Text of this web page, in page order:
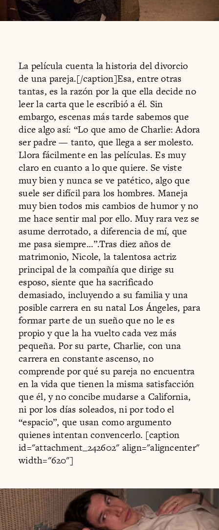
La película cuenta la historia del divorcio
de una pareja.[/caption]Esa, entre otras
tantas, es la razón por la que ella decide no
leer la carta que le escribió a él. Sin
embargo, escenas más tarde sabemos que
dice algo así: “Lo que amo de Charlie: Adora
ser padre — tanto, que llega a ser molesto.
Llora fácilmente en las películas. Es muy
claro en cuanto a lo que quiere. Se viste
muy bien y nunca se ve patético, algo que
suele ser difícil para los hombres. Maneja
muy bien todos mis cambios de humor y no
me hace sentir mal por ello. Muy rara vez se
asume derrotado, a diferencia de mí, que
me pasa siempre…”.Tras diez años de
matrimonio, Nicole, la talentosa actriz
principal de la compañía que dirige su
esposo, siente que ha sacrificado
demasiado, incluyendo a su familia y una
posible carrera en su natal Los Ángeles, para
formar parte de un sueño que no le es
propio y que la ha vuelto cada vez más
pequeña. Por su parte, Charlie, con una
carrera en constante ascenso, no
comprende por qué su pareja no encuentra
en la vida que tienen la misma satisfacción
que él, y no concibe mudarse a California,
ni por los días soleados, ni por todo el
“espacio”, que usan como argumento
quienes intentan convencerlo. [caption
id="attachment_242602" align="aligncenter"
width="620"]